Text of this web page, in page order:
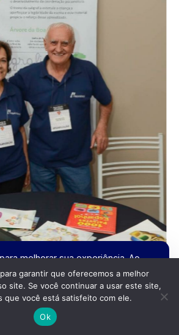
melhorar sua experiência. Ao
você concorda com nossa
Aceitar
garantir que oferecemos a melhor
site. Se você continuar a usar este site,
que você está satisfeito com ele.
Ok